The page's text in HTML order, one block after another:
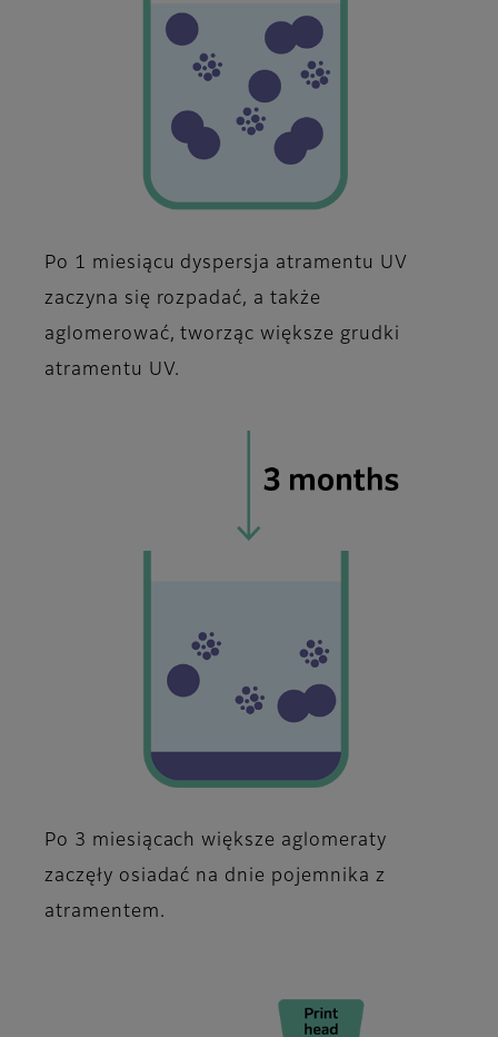
Po 1 miesiącu dyspersja atramentu UV
zaczyna się rozpadać, a także
aglomerować, tworząc większe grudki
atramentu UV.
Po 3 miesiącach większe aglomeraty
zaczęły osiadać na dnie pojemnika z
atramentem.